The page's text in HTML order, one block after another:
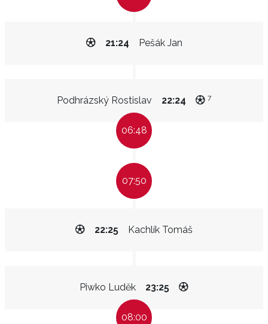
Pešák Jan
21:24
Podhrázský Rostislav 22:24 7
06:48
07:50
Kachlík Tomáš
22:25
Piwko Luděk 23:25
08:00